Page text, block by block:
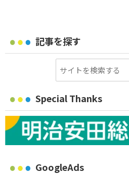
記事を探す
Special Thanks
GoogleAds